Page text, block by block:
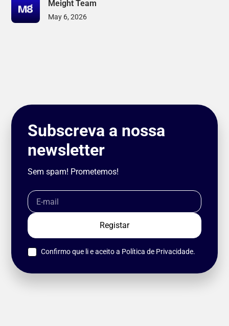
Meight Team
May 6, 2026
Subscreva a nossa
newsletter
Sem spam! Prometemos!
Confirmo que li e aceito a Política de Privacidade.